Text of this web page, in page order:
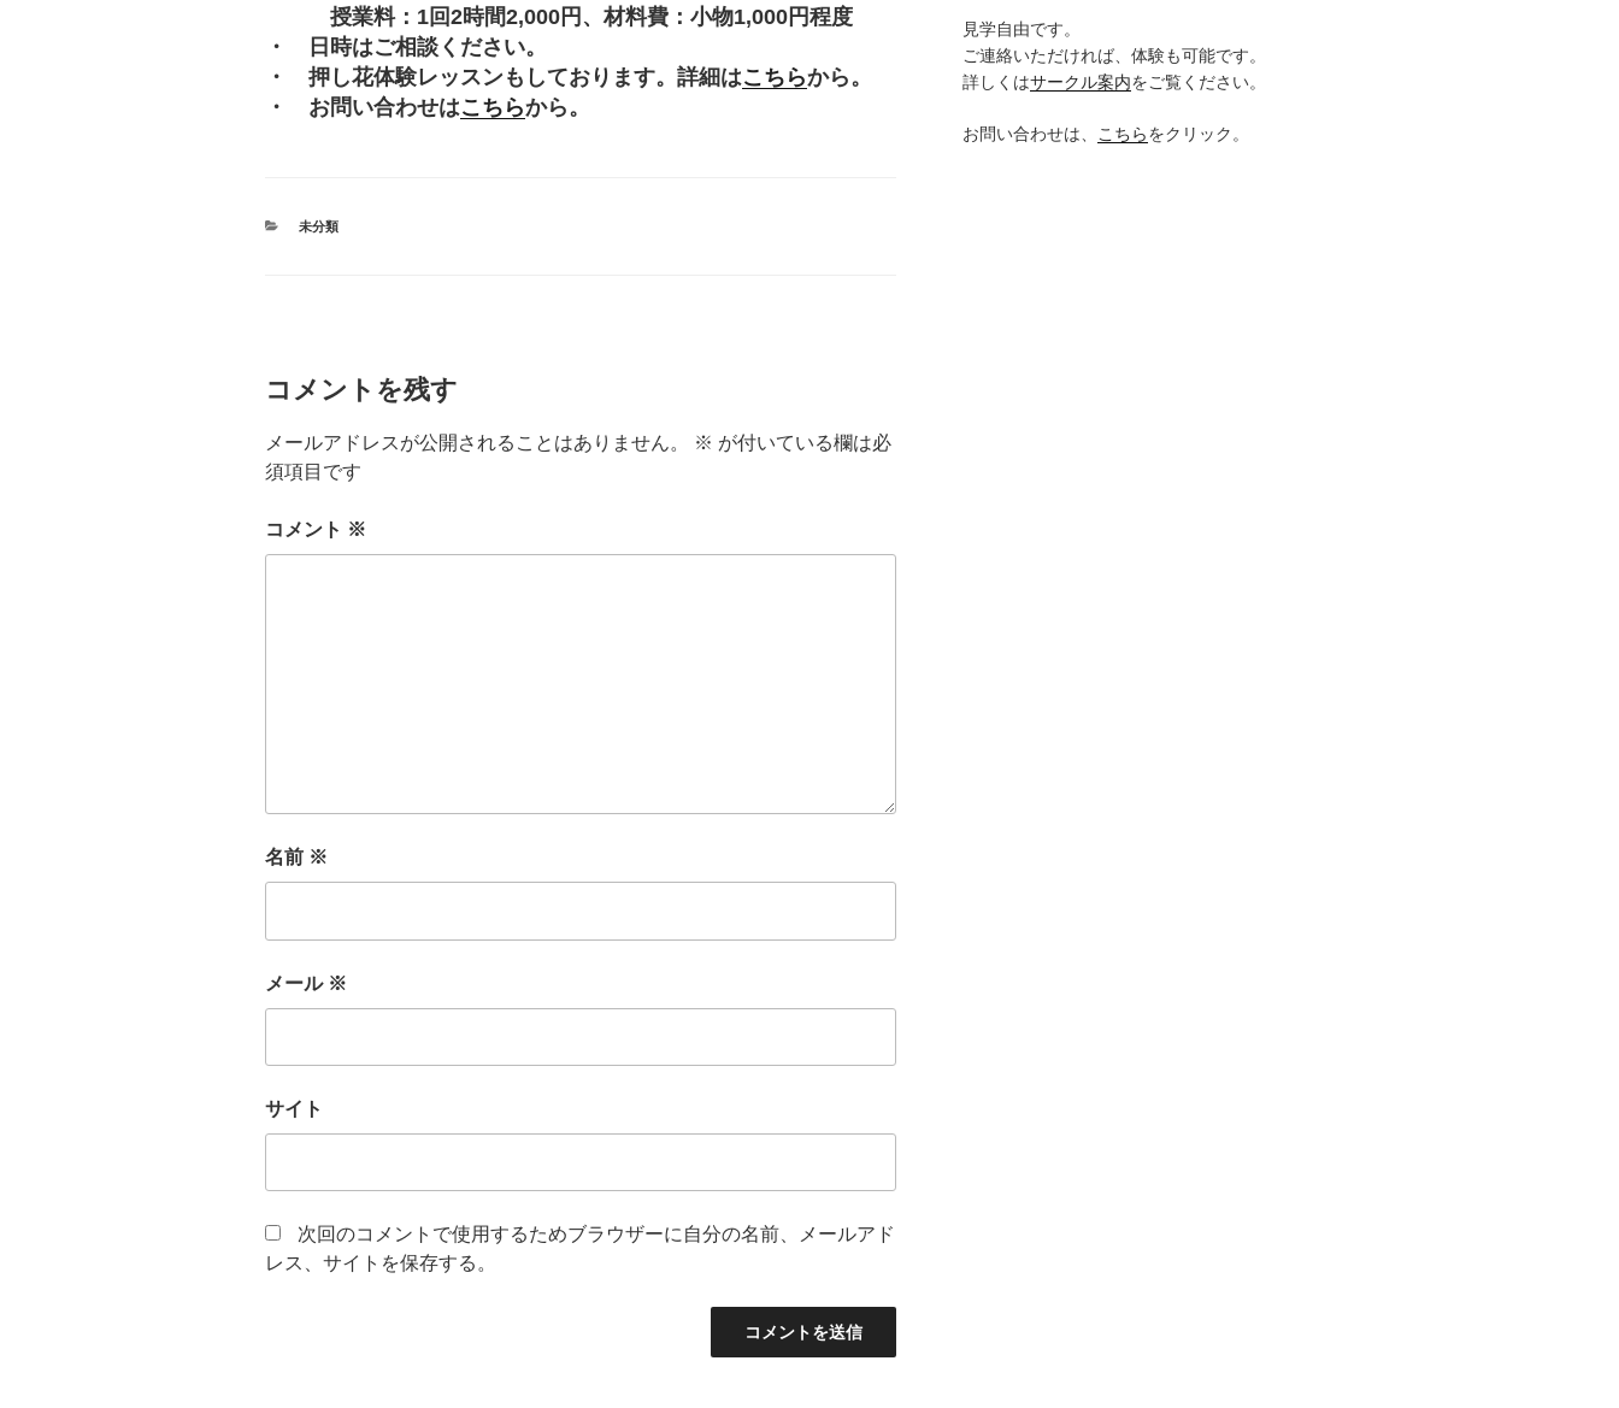
授業料：1回2時間2,000円、材料費：小物1,000円程度
・ 日時はご相談ください。
・ 押し花体験レッスンもしております。詳細はこちらから。
・ お問い合わせはこちらから。
カ
未分類
コメントを残す
メールアドレスが公開されることはありません。 ※ が付いている欄は必
須項目です
コメント ※
名前 ※
メール ※
サイト
次回のコメントで使用するためブラウザーに自分の名前、メールアド
レス、サイトを保存する。
見学自由です。
ご連絡いただければ、体験も可能です。
詳しくはサークル案内をご覧ください。
お問い合わせは、 こちらをクリック。